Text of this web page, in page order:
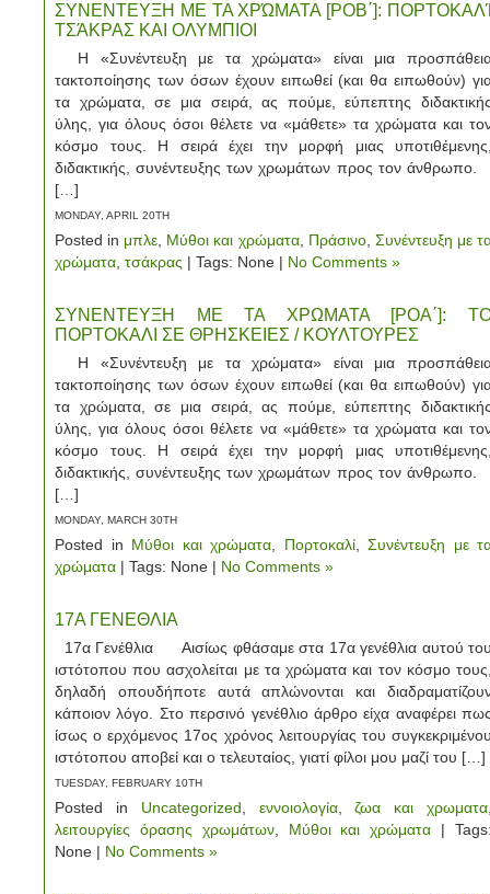
ΣΥΝΕΝΤΕΥΞΗ ΜΕ ΤΑ ΧΡΏΜΑΤΑ [ΡΟΒ΄]:
ΤΣΆΚΡΑΣ ΚΑΙ ΟΛΥΜΠΙΟΙ
Η «Συνέντευξη με τα χρώματα» είναι μια
τακτοποίησης των όσων έχουν ειπωθεί (και θα ειπωθούν)
τα χρώματα, σε μια σειρά, ας πούμε, εύπεπτης
ύλης, για όλους όσοι θέλετε να «μάθετε» τα χρώματα και
κόσμο τους. Η σειρά έχει την μορφή μιας
διδακτικής, συνέντευξης των χρωμάτων προς τον
[…]
MONDAY, APRIL 20TH
Posted in μπλε Μύθοι και χρώματα, Πράσινο, Συνέντευξη με
χρώματα τσάκρας | Tags: None | No Comments »
ΣΥΝΕΝΤΕΥΞΗ ΜΕ ΤΑ ΧΡΩΜΑΤΑ [ΡΟΑ΄]:
ΠΟΡΤΟΚΑΛΙ ΣΕ ΘΡΗΣΚΕΙΕΣ / ΚΟΥΛΤΟΥΡΕΣ
Η «Συνέντευξη με τα χρώματα» είναι μια
τακτοποίησης των όσων έχουν ειπωθεί (και θα ειπωθούν)
τα χρώματα, σε μια σειρά, ας πούμε, εύπεπτης
ύλης, για όλους όσοι θέλετε να «μάθετε» τα χρώματα και
κόσμο τους. Η σειρά έχει την μορφή μιας
διδακτικής, συνέντευξης των χρωμάτων προς τον
[…]
MONDAY, MARCH 30TH
Posted in Μύθοι και χρώματα Πορτοκαλί, Συνέντευξη με
χρώματα | Tags: None | No Comments »
17Α ΓΕΝΕΘΛΙΑ
17α Γενέθλια Αισίως φθάσαμε στα 17α γενέθλια αυτού
ιστότοπου που ασχολείται με τα χρώματα και τον κόσμο
δηλαδή οπουδήποτε αυτά απλώνονται και
κάποιον λόγο. Στο περσινό γενέθλιο άρθρο είχα αναφέρει
ίσως ο ερχόμενος 17ος χρόνος λειτουργίας του
ιστότοπου αποβεί και ο τελευταίος, γιατί φίλοι μου μαζί του […]
TUESDAY, FEBRUARY 10TH
Posted in Uncategorized εννοιολογία,ζωα και χρωματα
λειτουργίες όρασης χρωμάτων, Μύθοι και χρώματα |
None | No Comments »